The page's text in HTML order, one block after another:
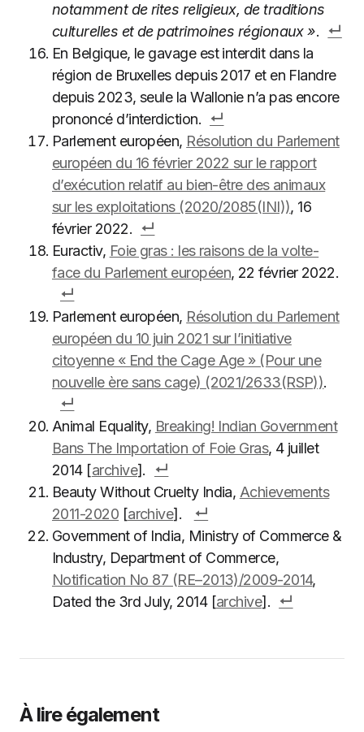
notamment de rites religieux, de traditions
culturelles et de patrimoines régionaux ».
En Belgique, le gavage est interdit dans la
région de Bruxelles depuis 2017 et en Flandre
depuis 2023, seule la Wallonie n’a pas encore
prononcé d’interdiction.
Parlement européen, Résolution du Parlement
européen du 16 février 2022 sur le rapport
d’exécution relatif au bien-être des animaux
sur les exploitations (2020/2085(INI)), 16
février 2022.
Euractiv, Foie gras : les raisons de la volte-
face du Parlement européen, 22 février 2022.
Parlement européen, Résolution du Parlement
européen du 10 juin 2021 sur l’initiative
citoyenne « End the Cage Age » (Pour une
nouvelle ère sans cage) (2021/2633(RSP)).
Animal Equality, Breaking! Indian Government
Bans The Importation of Foie Gras, 4 juillet
2014 [archive].
Beauty Without Cruelty India, Achievements
2011-2020 [archive].
Government of India, Ministry of Commerce &
Industry, Department of Commerce,
Notification No 87 (RE–2013)/2009-2014,
Dated the 3rd July, 2014 [archive].
À lire également